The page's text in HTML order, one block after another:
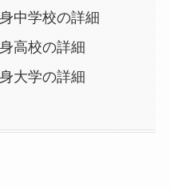
中学校の詳細
高校の詳細
大学の詳細